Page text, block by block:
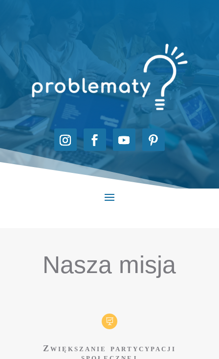
Nasza misja

Zwiększanie partycypacji